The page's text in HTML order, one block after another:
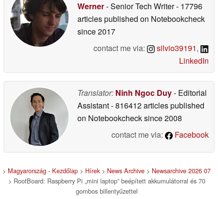
Werner- Senior Tech Writer- 17796
articles published on Notebookcheck
since 2017
contact me via:
silvio39191,
LinkedIn
Translator: Ninh Ngoc Duy- Editorial
Assistant- 816412 articles published
on Notebookchecksince 2008
contact me via:
Facebook
> Magyarország - Kezdőlap > Hírek> News Archive > Newsarchive 2026 07
> RootBoard: Raspberry Pi „mini laptop” beépített akkumulátorral és 70
gombos billentyűzettel